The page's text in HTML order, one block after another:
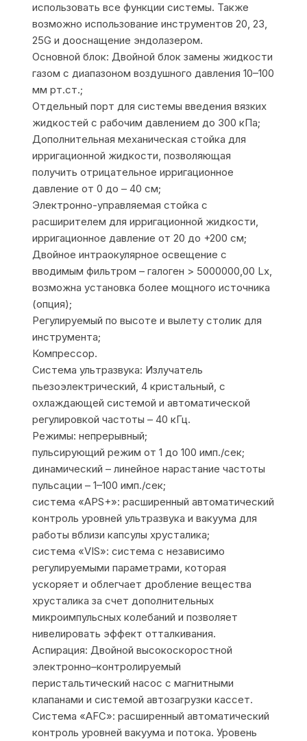
использовать все функции системы. Также
возможно использование инструментов 20, 23,
25G и дооснащение эндолазером.
Основной блок: Двойной блок замены жидкости
газом с диапазоном воздушного давления 10–100
мм рт.ст.;
Отдельный порт для системы введения вязких
жидкостей с рабочим давлением до 300 кПа;
Дополнительная механическая стойка для
ирригационной жидкости, позволяющая
получить отрицательное ирригационное
давление от 0 до – 40 см;
Электронно-управляемая стойка с
расширителем для ирригационной жидкости,
ирригационное давление от 20 до +200 см;
Двойное интраокулярное освещение с
вводимым фильтром – галоген > 5000000,00 Lx,
возможна установка более мощного источника
(опция);
Регулируемый по высоте и вылету столик для
инструмента;
Компрессор.
Система ультразвука: Излучатель
пьезоэлектрический, 4 кристальный, с
охлаждающей системой и автоматической
регулировкой частоты – 40 кГц.
Режимы: непрерывный;
пульсирующий режим от 1 до 100 имп./сек;
динамический – линейное нарастание частоты
пульсации – 1–100 имп./сек;
система «APS+»: расширенный автоматический
контроль уровней ультразвука и вакуума для
работы вблизи капсулы хрусталика;
система «VIS»: система с независимо
регулируемыми параметрами, которая
ускоряет и облегчает дробление вещества
хрусталика за счет дополнительных
микроимпульсных колебаний и позволяет
нивелировать эффект отталкивания.
Аспирация: Двойной высокоскоростной
электронно–контролируемый
перистальтический насос с магнитными
клапанами и системой автозагрузки кассет.
Система «AFC»: расширенный автоматический
контроль уровней вакуума и потока. Уровень